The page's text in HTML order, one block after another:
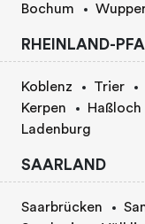
Bochum
RHEINLAND-
Koblenz Trier
Kerpen
Haßloch
Ladenburg
SAARLAND
Saarbrücken